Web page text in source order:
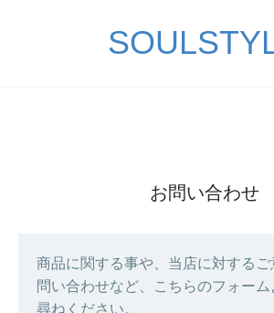
お問い合わせ
商品に関する事や、当店に対する
問い合わせなど、こちらのフォー
尋ねください。